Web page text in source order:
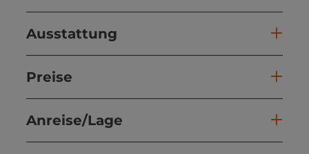
Ausstattung
Preise
Anreise/Lage